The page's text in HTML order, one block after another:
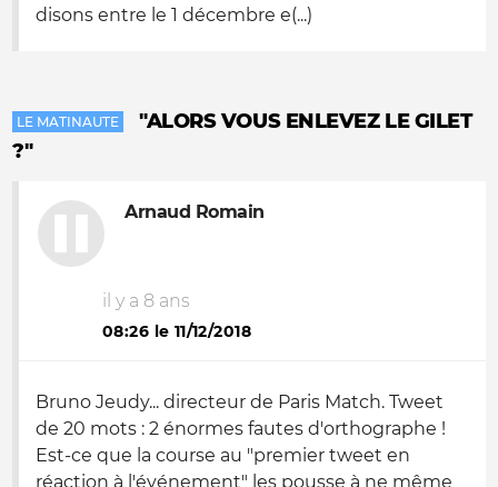
disons entre le 1 décembre e(...)
LE MATINAUTE
"ALORS VOUS ENLEVEZ LE GILET
?"
Arnaud Romain
il y a 8 ans
08:26 le 11/12/2018
Bruno Jeudy... directeur de Paris Match. Tweet
de 20 mots : 2 énormes fautes d'orthographe !
Est-ce que la course au "premier tweet en
réaction à l'événement" les pousse à ne même